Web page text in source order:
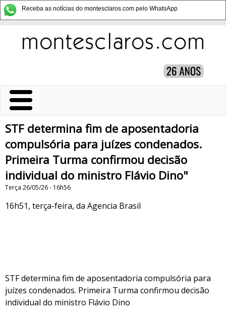
Receba as notícias do montesclaros.com pelo WhatsApp
STF determina fim de aposentadoria
compulsória para juízes condenados.
Primeira Turma confirmou decisão
individual do ministro Flávio Dino"
Terça 26/05/26 - 16h56
16h51, terça-feira, da Agencia Brasil
STF determina fim de aposentadoria compulsória para
juízes condenados. Primeira Turma confirmou decisão
individual do ministro Flávio Dino